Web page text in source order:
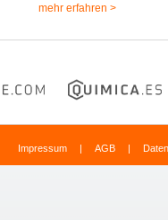
mehr erfahren >
Impressum | AGB |